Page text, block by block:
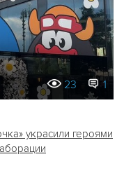
23 1
украсили героями